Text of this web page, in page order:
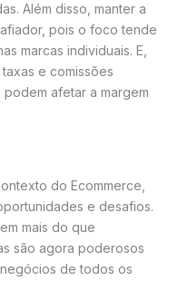
Além disso, manter a
pois o foco tende
marcas individuais. E,
e comissões
afetar a margem
do Ecommerce,
e desafios.
mais do que
são agora poderosos
de todos os